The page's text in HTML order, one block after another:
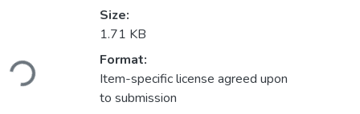
Loading...
Size:
1.71 KB
Format:
Item-specific license agreed upon
to submission